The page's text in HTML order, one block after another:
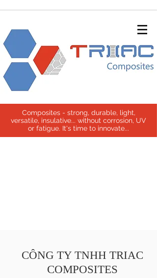
Composites - strong, durable, light,
versatile, insulative... without corrosion, UV
or fatigue. It's time to innovate...
CÔNG TY TNHH TRIAC
COMPOSITES